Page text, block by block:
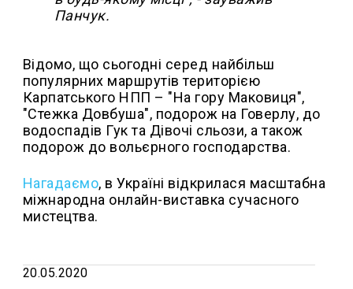
Панчук.
Відомо, що сьогодні серед найбільш
популярних маршрутів територією
Карпатського НПП – "На гору Маковиця",
"Стежка Довбуша", подорож на Говерлу, до
водоспадів Гук та Дівочі сльози, а також
подорож до вольєрного господарства.
Нагадаємо, в Україні відкрилася масштабна
міжнародна онлайн-виставка сучасного
мистецтва.
20.05.2020